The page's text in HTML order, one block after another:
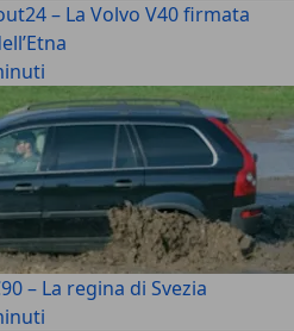
– La Volvo V40 firmata
– La regina di Svezia